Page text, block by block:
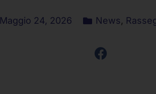
Maggio 24, 2026 News,